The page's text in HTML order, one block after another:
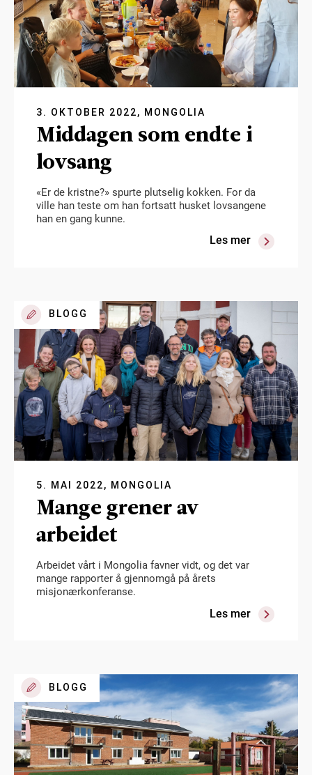
3. OKTOBER 2022, MONGOLIA
Middagen som endte i
lovsang
«Er de kristne?» spurte plutselig kokken. For da
ville han teste om han fortsatt husket lovsangene
han en gang kunne.
Les mer
5. MAI 2022, MONGOLIA
Mange grener av
arbeidet
Arbeidet vårt i Mongolia favner vidt, og det var
mange rapporter å gjennomgå på årets
misjonærkonferanse.
Les mer
BLOGG
BLOGG